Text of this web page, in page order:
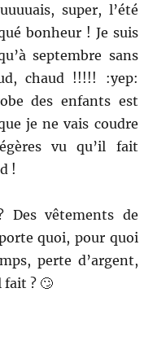
super, l’été
bonheur ! Je suis
septembre sans
chaud !!!!! :yep:
des enfants est
je ne vais coudre
vu qu’il fait
!
Des vêtements de
quoi, pour quoi
perte d’argent,
fait ? 🙄